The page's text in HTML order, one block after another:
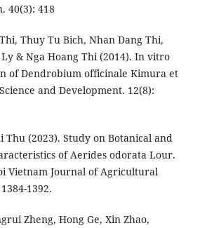
40(3): 418
Thuy Tu Bich, Nhan Dang Thi,
& Nga Hoang Thi (2014). In vitro
of Dendrobium officinale Kimura et
and Development. 12(8):
Thu (2023). Study on Botanical and
of Aerides odorata Lour.
Vietnam Journal of Agricultural
1392.
Zheng, Hong Ge, Xin Zhao,